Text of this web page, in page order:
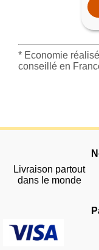
* Economie
conseillé en
Livraison partout
dans le monde